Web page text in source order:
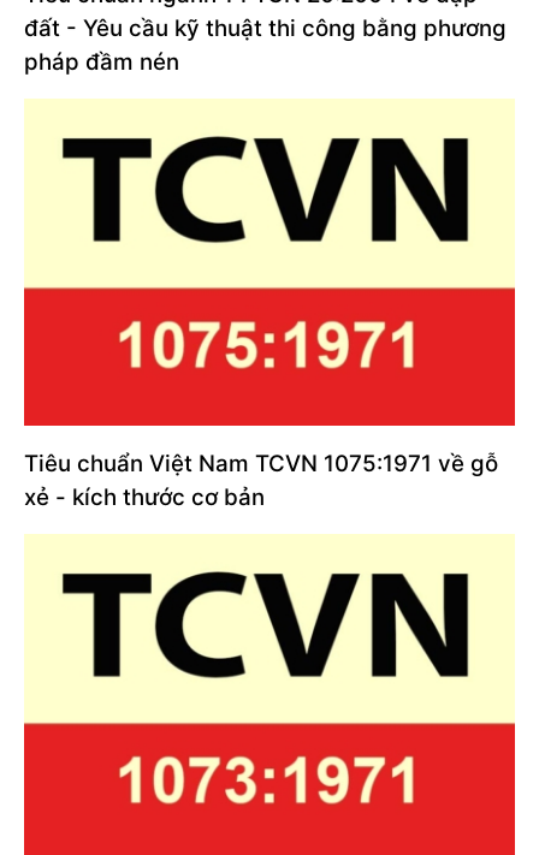
đất - Yêu cầu kỹ thuật thi công bằng phương
pháp đầm nén
Tiêu chuẩn Việt Nam TCVN 1075:1971 về gỗ
xẻ - kích thước cơ bản